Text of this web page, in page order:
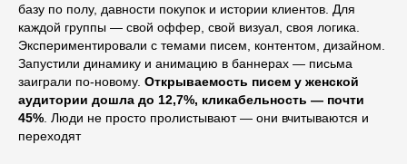
базу по полу, давности покупок и истории клиентов. Для
каждой группы — свой оффер, свой визуал, своя логика.
Экспериментировали с темами писем, контентом, дизайном.
Запустили динамику и анимацию в баннерах — письма
заиграли по-новому. Открываемость писем у женской
аудитории дошла до 12,7%, кликабельность — почти
45% . Люди не просто пролистывают — они вчитываются и
переходят